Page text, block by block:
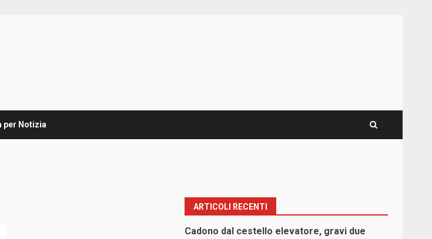
per Notizia
ARTICOLI RECENTI
Cadono dal cestello elevatore, gravi due